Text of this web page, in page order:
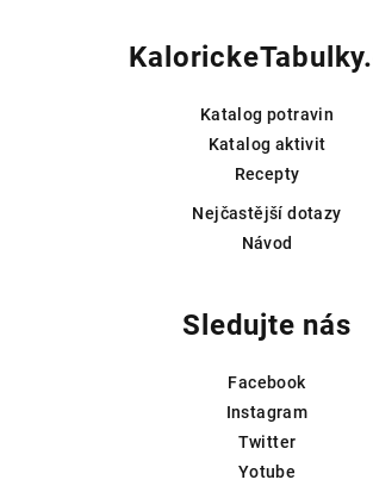
Katalog potravin
Katalog aktivit
Recepty
Nejčastější dotazy
Návod
Sledujte nás
Facebook
Instagram
Twitter
Yotube